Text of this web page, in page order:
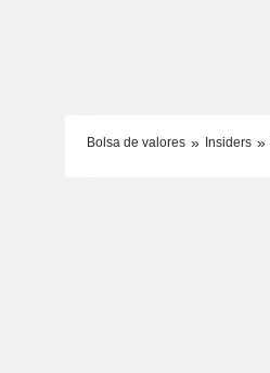
Bolsa de valores Insiders